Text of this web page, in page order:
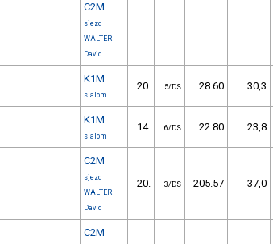
C2M
sjezd
WALTER
David
K1M
slalom
20. 5/DS 28.60 30,3
K1M
slalom
14. 6/DS 22.80 23,8
C2M
sjezd
WALTER
David
20. 3/DS 205.57 37,0
C2M